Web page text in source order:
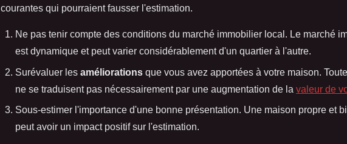
courantes qui pourraient fausser l'estimation.
Ne pas tenir compte des conditions du marché immobilier local. Le marché
est dynamique et peut varier considérablement d'un quartier à l'autre.
Surévaluer les améliorations que vous avez apportées à votre maison.
ne se traduisent pas nécessairement par une augmentation de la valeur de
Sous-estimer l'importance d'une bonne présentation. Une maison propre et
peut avoir un impact positif sur l'estimation.